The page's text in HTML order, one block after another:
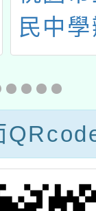
民中
園市
族教
114學
計畫
住民